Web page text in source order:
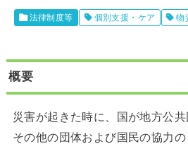
法律制度等 個別支援・ケア 物
概要
災害が起きた時に、国が地方公共
その他の団体および国民の協力